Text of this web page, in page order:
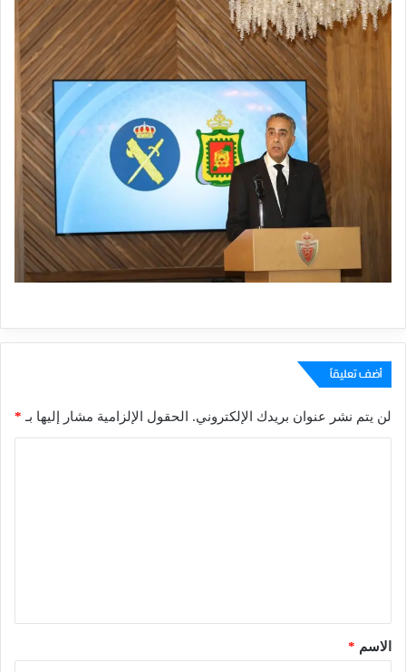
أضف تعليقاً
لن يتم نشر عنوان بريدك الإلكتروني. الحقول الإلزامية مشار إليها بـ *
*الاسم *